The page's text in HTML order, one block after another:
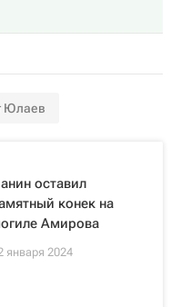
Юлаев
оставил
конек на
Амирова
января 2024